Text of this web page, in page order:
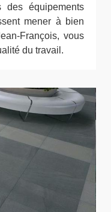
des équipements
mener à bien
François, vous
du travail.